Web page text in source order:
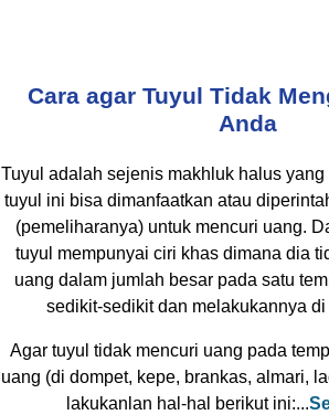
Cara agar Tuyul Tidak
Anda
Tuyul adalah sejenis makhluk halus
tuyul ini bisa dimanfaatkan atau
(pemeliharanya) untuk mencuri uang.
tuyul mempunyai ciri khas dimana dia
uang dalam jumlah besar pada satu
sedikit-sedikit dan melakukannya di
Agar tuyul tidak mencuri uang pada
uang (di dompet, kepe, brankas, almari,
lakukanlan hal-hal berikut ini:...